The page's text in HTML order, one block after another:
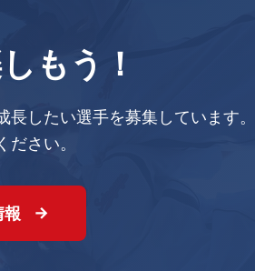
もう！
したい選手を募集しています。
さい。